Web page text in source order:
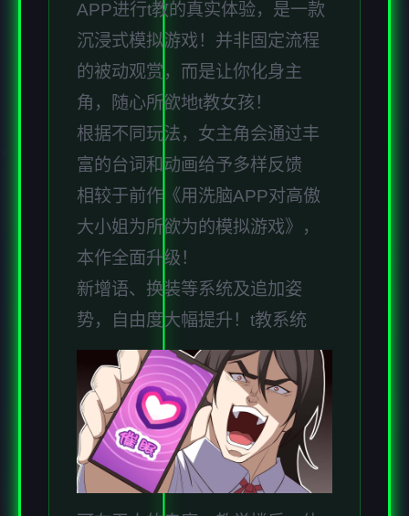
APP进行t教的真实体验，是一款
沉浸式模拟游戏！并非固定流程
的被动观赏，而是让你化身主
角，随心所欲地t教女孩！
根据不同玩法，女主角会通过丰
富的台词和动画给予多样反馈
相较于前作《用洗脑APP对高傲
大小姐为所欲为的模拟游戏》，
本作全面升级！
新增语、换装等系统及追加姿
势，自由度大幅提升！t教系统